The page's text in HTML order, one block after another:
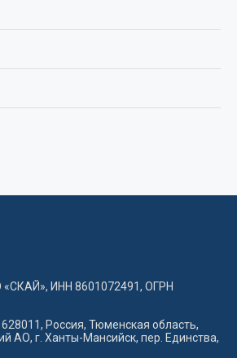
ИНН 8601072491, ОГРН
Россия, Тюменская область,
АО, г. Ханты-Мансийск, пер. Единства,